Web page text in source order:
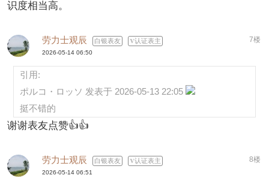
识度相当高。
劳力士观辰 白银表友 认证表主 7楼
2026-05-14 06:50
引用:
ポルコ・ロッソ 发表于 2026-05-13 22:05
挺不错的
谢谢表友点赞👍👍
劳力士观辰 白银表友 认证表主 8楼
2026-05-14 06:51